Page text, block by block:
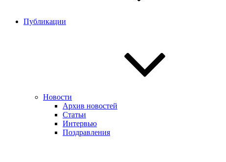
Публикации
Новости
Архив новостей
Статьи
Интервью
Поздравления